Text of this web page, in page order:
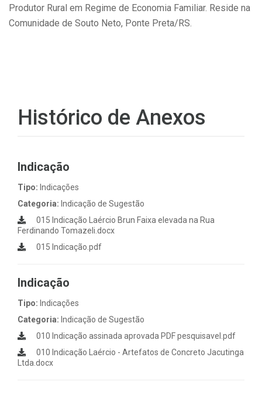
Produtor Rural em Regime de Economia Familiar. Reside na
Comunidade de Souto Neto, Ponte Preta/RS.
Histórico de Anexos
Indicação
Tipo: Indicações
Categoria: Indicação de Sugestão
015 Indicação Laércio Brun Faixa elevada na Rua
Ferdinando Tomazeli.docx
015 Indicação.pdf
Indicação
Tipo: Indicações
Categoria: Indicação de Sugestão
010 Indicação assinada aprovada PDF pesquisavel.pdf
010 Indicação Laércio - Artefatos de Concreto Jacutinga
Ltda.docx